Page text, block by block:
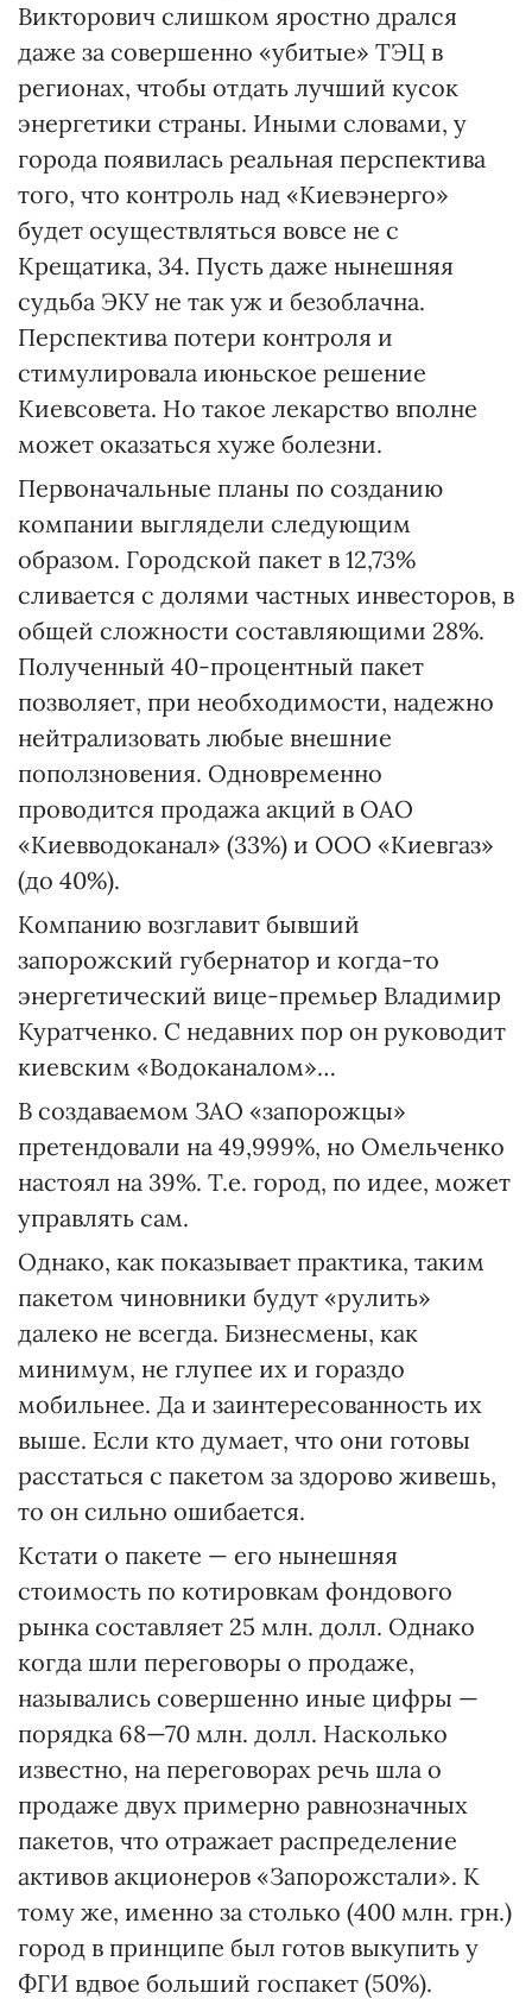
Викторович слишком яростно дрался
даже за совершенно «убитые» ТЭЦ в
регионах, чтобы отдать лучший кусок
энергетики страны. Иными словами, у
города появилась реальная перспектива
того, что контроль над «Киевэнерго»
будет осуществляться вовсе не с
Крещатика, 34. Пусть даже нынешняя
судьба ЭКУ не так уж и безоблачна.
Перспектива потери контроля и
стимулировала июньское решение
Киевсовета. Но такое лекарство вполне
может оказаться хуже болезни.
Первоначальные планы по созданию
компании выглядели следующим
образом. Городской пакет в 12,73%
сливается с долями частных инвесторов, в
общей сложности составляющими 28%.
Полученный 40-процентный пакет
позволяет, при необходимости, надежно
нейтрализовать любые внешние
поползновения. Одновременно
проводится продажа акций в ОАО
«Киевводоканал» (33%) и ООО «Киевгаз»
(до 40%).
Компанию возглавит бывший
запорожский губернатор и когда-то
энергетический вице-премьер Владимир
Куратченко. С недавних пор он руководит
киевским «Водоканалом»…
В создаваемом ЗАО «запорожцы»
претендовали на 49,999%, но Омельченко
настоял на 39%. Т.е. город, по идее, может
управлять сам.
Однако, как показывает практика, таким
пакетом чиновники будут «рулить»
далеко не всегда. Бизнесмены, как
минимум, не глупее их и гораздо
мобильнее. Да и заинтересованность их
выше. Если кто думает, что они готовы
расстаться с пакетом за здорово живешь,
то он сильно ошибается.
Кстати о пакете — его нынешняя
стоимость по котировкам фондового
рынка составляет 25 млн. долл. Однако
когда шли переговоры о продаже,
назывались совершенно иные цифры —
порядка 68—70 млн. долл. Насколько
известно, на переговорах речь шла о
продаже двух примерно равнозначных
пакетов, что отражает распределение
активов акционеров «Запорожстали». К
тому же, именно за столько (400 млн. грн.)
город в принципе был готов выкупить у
ФГИ вдвое больший госпакет (50%).